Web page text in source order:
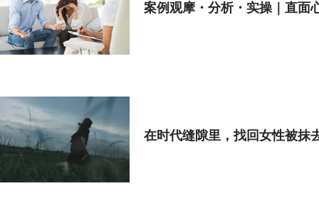
案例观摩・分析・实操｜直面
在时代缝隙里，找回女性被抹